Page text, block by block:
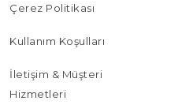
Çerez Politikası
Kullanım Koşulları
İletişim & Müşteri
Hizmetleri